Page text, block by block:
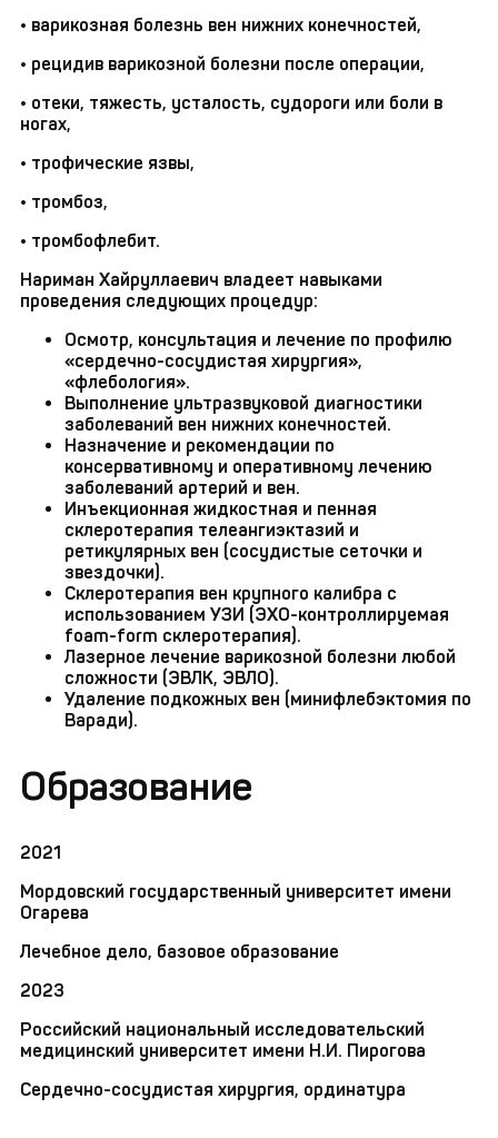
• варикозная болезнь вен нижних конечностей,
• рецидив варикозной болезни после операции,
• отеки, тяжесть, усталость, судороги или боли в
ногах,
• трофические язвы,
• тромбоз,
• тромбофлебит.
Нариман Хайруллаевич владеет навыками
проведения следующих процедур:
Осмотр, консультация и лечение по профилю
«сердечно-сосудистая хирургия»,
«флебология».
Выполнение ультразвуковой диагностики
заболеваний вен нижних конечностей.
Назначение и рекомендации по
консервативному и оперативному лечению
заболеваний артерий и вен.
Инъекционная жидкостная и пенная
склеротерапия телеангиэктазий и
ретикулярных вен (сосудистые сеточки и
звездочки).
Склеротерапия вен крупного калибра с
использованием УЗИ (ЭХО-контроллируемая
foam-form склеротерапия).
Лазерное лечение варикозной болезни любой
сложности (ЭВЛК, ЭВЛО).
Удаление подкожных вен (минифлебэктомия по
Варади).
Образование
2021
Мордовский государственный университет имени
Огарева
Лечебное дело, базовое образование
2023
Российский национальный исследовательский
медицинский университет имени Н.И. Пирогова
Сердечно-сосудистая хирургия, ординатура